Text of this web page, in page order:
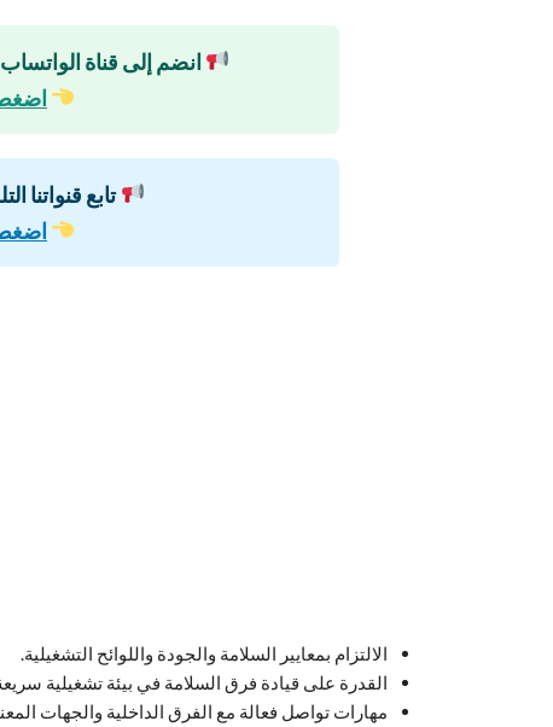
انضم إلى قناة
اضغط
تابع قنواتنا
اضغط
الالتزام بمعايير السلامة والجودة واللوائح التشغيلية.
القدرة على قيادة فرق السلامة في بيئة تشغيلية
مهارات تواصل فعالة مع الفرق الداخلية والجهات